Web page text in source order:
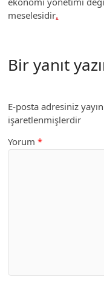
meselesidir.
Bir yanıt
E-posta adresiniz
işaretlenmişlerdir
Yorum*